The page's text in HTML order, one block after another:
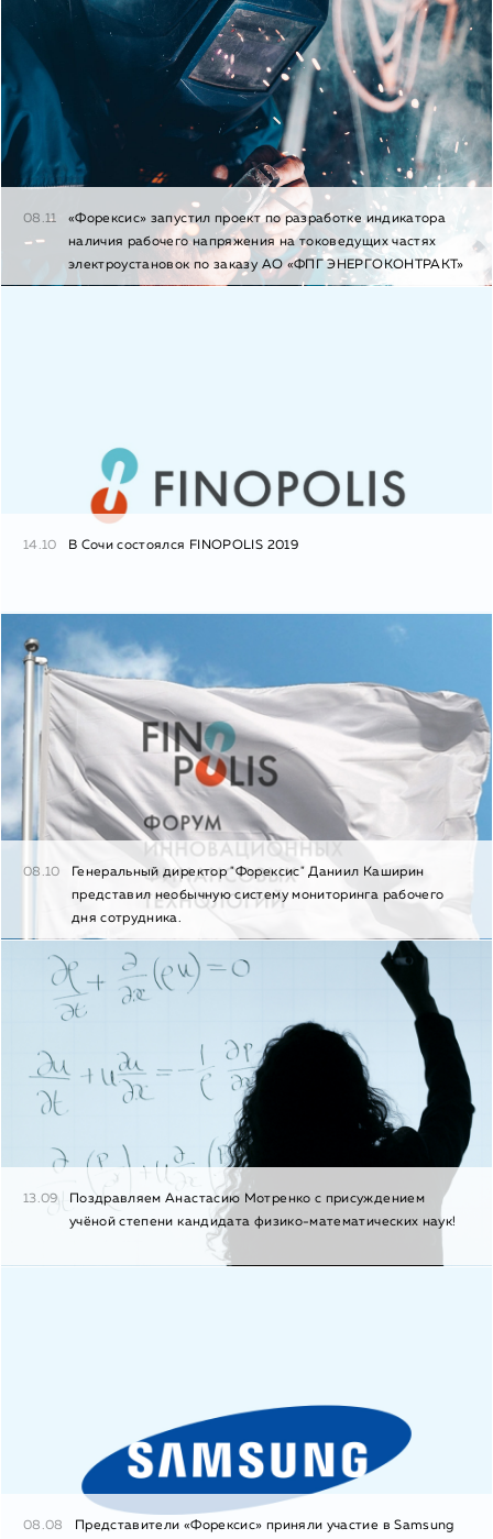
08.11
«Форексис» запустил проект по разработке индикатора
наличия рабочего напряжения на токоведущих частях
электроустановок по заказу АО «ФПГ ЭНЕРГОКОНТРАКТ»
14.10 В Сочи состоялся FINOPOLIS 2019
08.10
Генеральный директор "Форексис" Даниил Каширин
представил необычную систему мониторинга рабочего
дня сотрудника.
13.09
Поздравляем Анастасию Мотренко с присуждением
учёной степени кандидата физико-математических наук!
08.08 Представители «Форексис» приняли участие в Samsung